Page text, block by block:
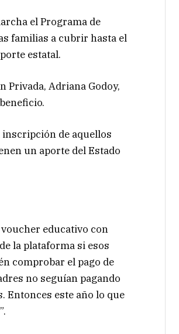
el Programa de
familias a cubrir hasta el
estatal.
Privada, Adriana Godoy,
inscripción de aquellos
un aporte del Estado
educativo con
la plataforma si esos
comprobar el pago de
no seguían pagando
Entonces este año lo que